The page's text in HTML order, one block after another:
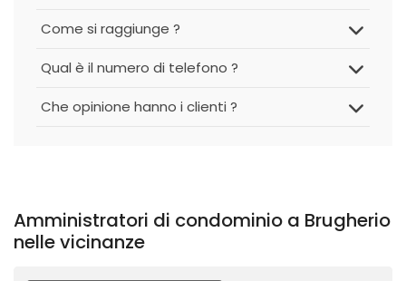
Come si raggiunge ?
Qual è il numero di telefono ?
Che opinione hanno i clienti ?
Amministratori di condominio a Brugherio
nelle vicinanze